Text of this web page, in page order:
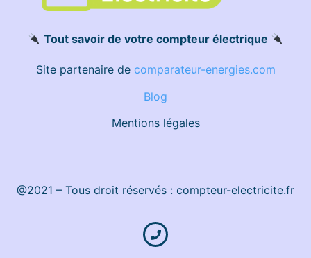
Tout savoir de votre compteur électrique
Site partenaire de comparateur-energies.com
Blog
Mentions légales
@2021 – Tous droit réservés : compteur-electricite.fr